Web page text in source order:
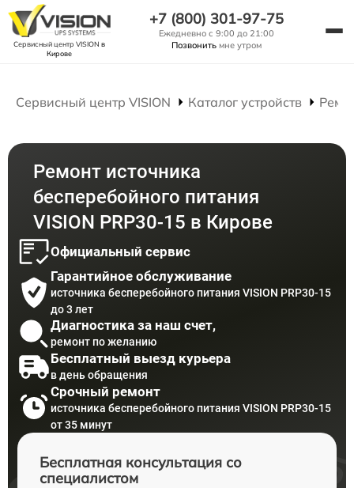
Сервисный центр VISION в
Кирове
+7 (800) 301-97-75
Ежедневно с 9:00 до 21:00
Позвонить мне утром
Сервисный центр VISION Каталог устройств
Ремонт источника
бесперебойного питания
VISION PRP30-15 в Кирове
Официальный сервис
Гарантийное обслуживание
источника бесперебойного питания VISION PRP30-15
до 3 лет
Диагностика за наш счет,
ремонт по желанию
Бесплатный выезд курьера
в день обращения
Срочный ремонт
источника бесперебойного питания VISION PRP30-15
от 35 минут
Бесплатная консультация со
специалистом